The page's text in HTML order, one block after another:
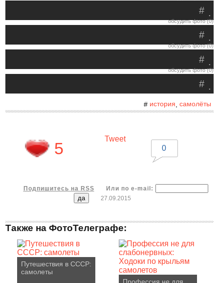
.
#
обсудить фото (0)
.
#
обсудить фото (0)
.
#
обсудить фото (0)
.
#
# история самолёты
5
Tweet
0
Подпишитесь на RSS
Или по e-mail:
27.09.2015
Также на ФотоТелеграфе:
Путешествия в СССР:
самолеты
Профессия не для